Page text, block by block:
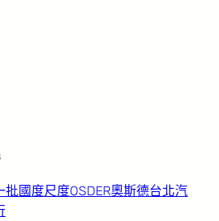
批國度尺度OSDER奧斯德台北汽